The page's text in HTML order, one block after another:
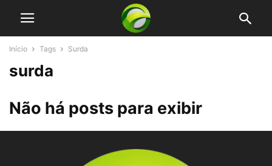
Início Tags Surda
surda
Não há posts para exibir